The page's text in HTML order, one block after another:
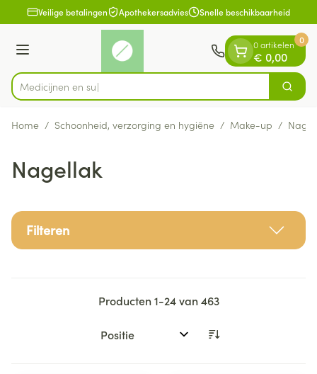
Ga naar de inhoud
1 van 1Veilige betalingen Apothekersadvies Snelle beschikbaarheid
Menu
Product, merk, categorie... Zoek
0 artikelen
€ 0,00
0
Home / Schoonheid, verzorging en hygiëne / Make-up /
Nagellak
Filteren
Producten1-24van463
Sorteer op: